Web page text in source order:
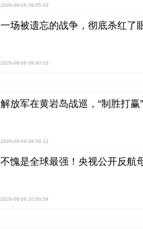
2026-08-06 09:55:03
一场被遗忘的战争，彻底杀红了
2026-08-06 09:40:03
解放军在黄岩岛战巡，“制胜打赢
2026-08-06 09:56:12
不愧是全球最强！央视公开反航
2026-08-06 10:50:54